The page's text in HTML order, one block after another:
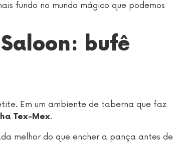
fundo no mundo mágico que podemos
bufê
Em um ambiente de taberna que faz
Tex-Mex.
melhor do que encher a pança antes de